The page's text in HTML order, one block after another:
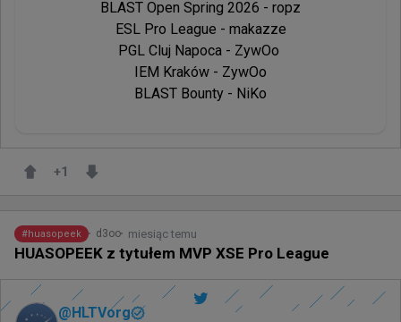
BLAST Open Spring 2026 - ropz
ESL Pro League - makazze
PGL Cluj Napoca - ZywOo
IEM Kraków - ZywOo
BLAST Bounty - NiKo
+1
#huasopeek d3oo miesiąc temu
HUASOPEEK z tytułem MVP XSE Pro League
@HLTVorg